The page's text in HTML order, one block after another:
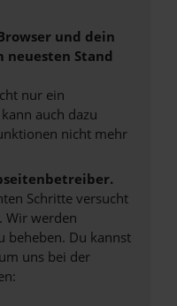
und dein
neuesten Stand
nur ein
auch dazu
nicht mehr
Schritte versucht
Wir werden
beheben. Du kannst
uns bei der